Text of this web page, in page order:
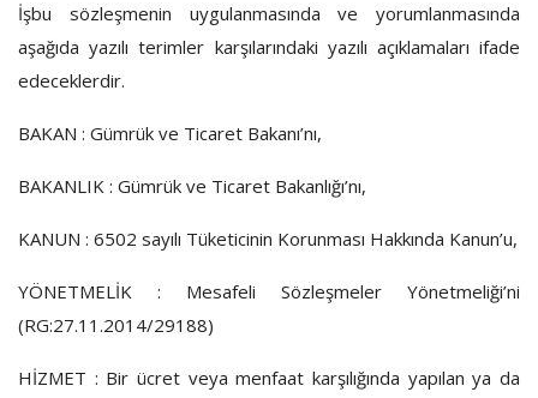
Dil
English
İşbu sözleşmenin uygulanmasında ve yorumlanmasında
aşağıda yazılı terimler karşılarındaki yazılı açıklamaları ifade
edeceklerdir.
BAKAN : Gümrük ve Ticaret Bakanı’nı,
BAKANLIK : Gümrük ve Ticaret Bakanlığı’nı,
KANUN : 6502 sayılı Tüketicinin Korunması Hakkında Kanun’u,
YÖNETMELİK : Mesafeli Sözleşmeler Yönetmeliği’ni
(RG:27.11.2014/29188)
HİZMET : Bir ücret veya menfaat karşılığında yapılan ya da